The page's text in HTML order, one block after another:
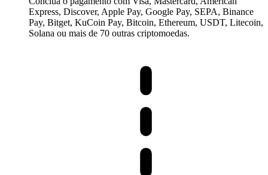
Express, Discover, Apple Pay, Google Pay, SEPA, Binance
Pay, Bitget, KuCoin Pay, Bitcoin, Ethereum, USDT, Litecoin,
Solana ou mais de 70 outras criptomoedas.